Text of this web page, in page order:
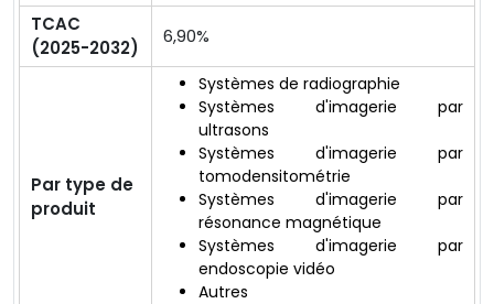
TCAC
(2025-2032)
6,90%
Par type de
produit
Systèmes de radiographie
Systèmes d'imagerie par
ultrasons
Systèmes d'imagerie par
tomodensitométrie
Systèmes d'imagerie par
résonance magnétique
Systèmes d'imagerie par
endoscopie vidéo
Autres